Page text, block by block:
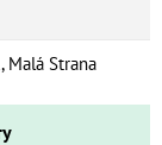
Malá Strana